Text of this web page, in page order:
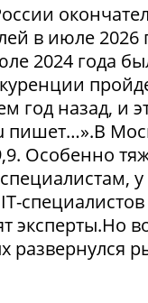
в июле
2024 года
год назад, и
Особенно
эксперты.Но
развернулся